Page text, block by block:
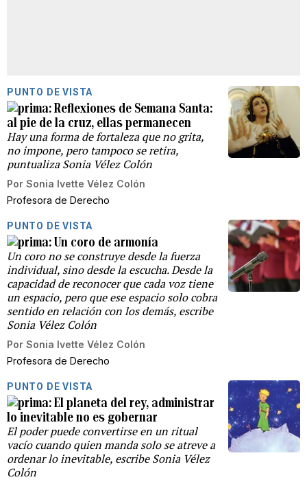
PUNTO DE VISTA
Reflexiones de Semana Santa:
al pie de la cruz, ellas permanecen
Hay una forma de fortaleza que no grita,
no impone, pero tampoco se retira,
puntualiza Sonia Vélez Colón
Por Sonia Ivette Vélez Colón
Profesora de Derecho
PUNTO DE VISTA
Un coro de armonía
Un coro no se construye desde la fuerza
individual, sino desde la escucha. Desde la
capacidad de reconocer que cada voz tiene
un espacio, pero que ese espacio solo cobra
sentido en relación con los demás, escribe
Sonia Vélez Colón
Por Sonia Ivette Vélez Colón
Profesora de Derecho
PUNTO DE VISTA
El planeta del rey, administrar
lo inevitable no es gobernar
El poder puede convertirse en un ritual
vacío cuando quien manda solo se atreve a
ordenar lo inevitable, escribe Sonia Vélez
Colón